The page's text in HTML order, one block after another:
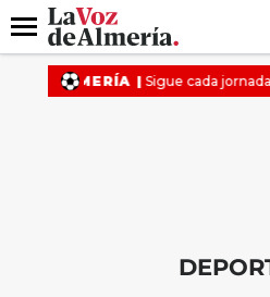
DESTACADO
Menú